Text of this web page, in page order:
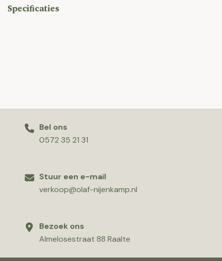
Specificaties
Bel ons
0572 35 21 31
Stuur een e-mail
verkoop@olaf-nijenkamp.nl
Bezoek ons
Almelosestraat 88 Raalte